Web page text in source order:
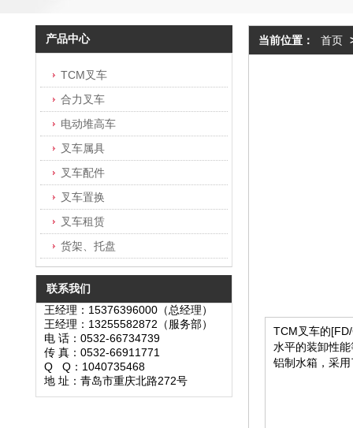
产品中心
TCM叉车
合力叉车
电动堆高车
叉车属具
叉车配件
叉车置换
叉车租赁
货架、托盘
联系我们
王经理：15376396000（总经理）
王经理：13255582872（服务部）
电 话：0532-66734739
传 真：0532-66911771
Q Q：1040735468
地 址：青岛市重庆北路272号
当前位置： 首页
TCM叉车的
水平的装卸性
铝制水箱，采